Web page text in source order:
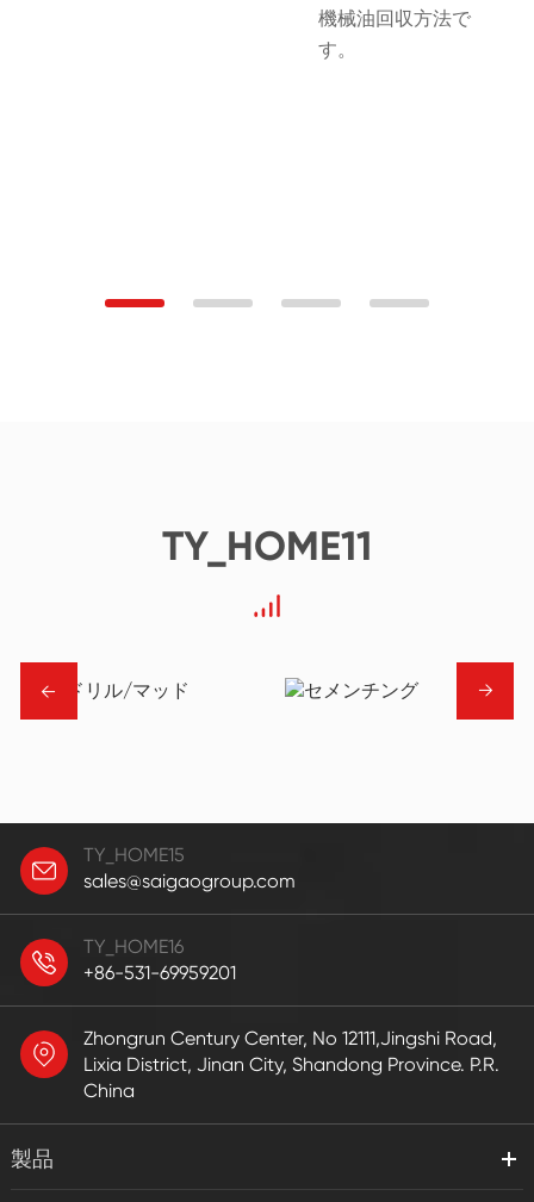
機械油回収方法で
す。
TY_HOME11
→ →
TY_HOME15
sales@saigaogroup.com
TY_HOME16
+86-531-69959201
Zhongrun Century Center, No 12111,Jingshi Road,
Lixia District, Jinan City, Shandong Province. P.R.
China
製品